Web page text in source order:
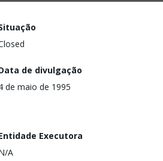
de divulgação
de maio de 1995
Executora
A